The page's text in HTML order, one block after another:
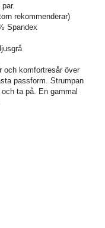
rekommenderar)
Spandex
och komfortresår över
passform. Strumpan
ta på. En gammal